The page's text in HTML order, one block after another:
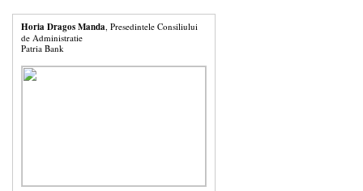
Horia Dragos Manda , Presedintele Consiliului
de Administratie
Patria Bank